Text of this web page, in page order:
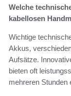
Welche
kabellosen
Wichtige
Akkus,
Aufsätze.
bieten oft
mehreren Stunden